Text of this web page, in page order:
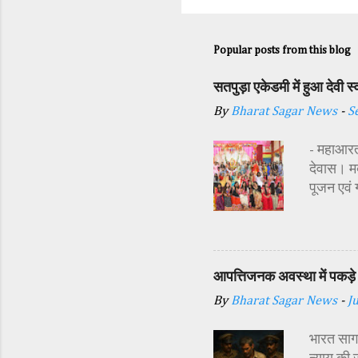
Popular posts from this blog
सतपुड़ा एकेडमी में हुआ देवी
ByBharat Sagar News -
-
देवास।
पूजन एवं
अतिथि
प्रबंधक
विधि-
कन्याओं
आपत्तिजनक अवस्था में पकड़े
ByBharat Sagar News -
भारत